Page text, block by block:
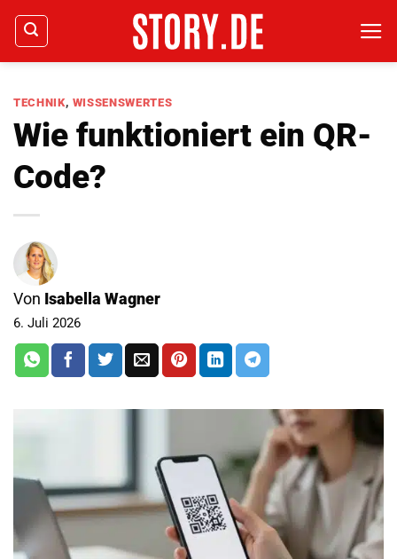
Zum
Inhalt
springen
TECHNIK, WISSENSWERTES
Wie funktioniert ein QR-
Code?
Von Isabella Wagner
6. Juli 2026